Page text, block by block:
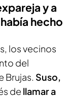
y a
hecho
los vecinos
del
Brujas. Suso,
de llamar a